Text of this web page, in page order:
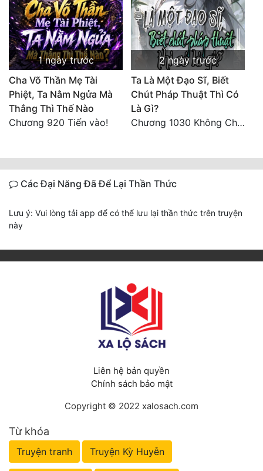
1 ngày trước
Cha Võ Thần Mẹ Tài
Phiệt, Ta Nằm Ngửa Mà
Thắng Thì Thế Nào
Chương 920 Tiến vào!
2 ngày trước
Ta Là Một Đạo Sĩ, Biết
Chút Pháp Thuật Thì Có
Là Gì?
Chương 1030 Không Chi Hoàng Nguyên Đại Hư
Các Đại Năng Đã Để Lại Thần Thức
Lưu ý: Vui lòng tải app để có thể lưu lại thần thức trên truyện
này
Liên hệ bản quyền
Chính sách bảo mật
Copyright © 2022 xalosach.com
Từ khóa
Truyện tranh Truyện Kỳ Huyễn